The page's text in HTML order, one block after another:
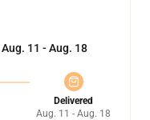
Aug. 11 - Aug. 18
Delivered
Aug. 11 - Aug. 18